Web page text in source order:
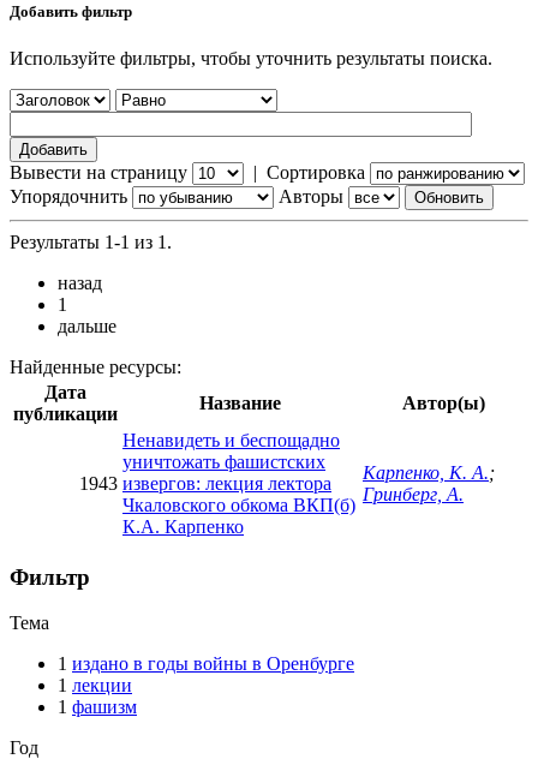
Добавить фильтр
Используйте фильтры, чтобы уточнить результаты поиска.
Вывести на страницу | Сортировка
Упорядочнить
Авторы
Результаты 1-1 из 1.
назад
1
дальше
Найденные ресурсы:
Дата
публикации
Название Автор(ы)
1943
Ненавидеть и беспощадно
уничтожать фашистских
извергов: лекция лектора
Чкаловского обкома ВКП(б)
К.А. Карпенко
Карпенко, К. А.;
Гринберг, А.
Фильтр
Тема
1 издано в годы войны в Оренбурге
1 лекции
1 фашизм
Год